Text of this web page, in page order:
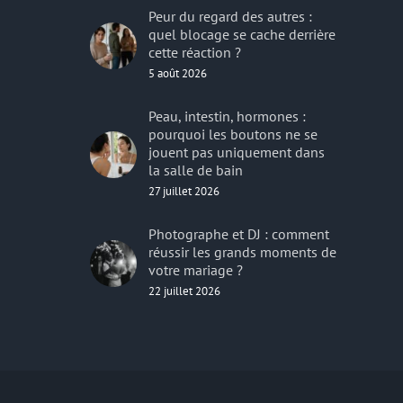
Peur du regard des autres :
quel blocage se cache derrière
cette réaction ?
5 août 2026
Peau, intestin, hormones :
pourquoi les boutons ne se
jouent pas uniquement dans
la salle de bain
27 juillet 2026
Photographe et DJ : comment
réussir les grands moments de
votre mariage ?
22 juillet 2026